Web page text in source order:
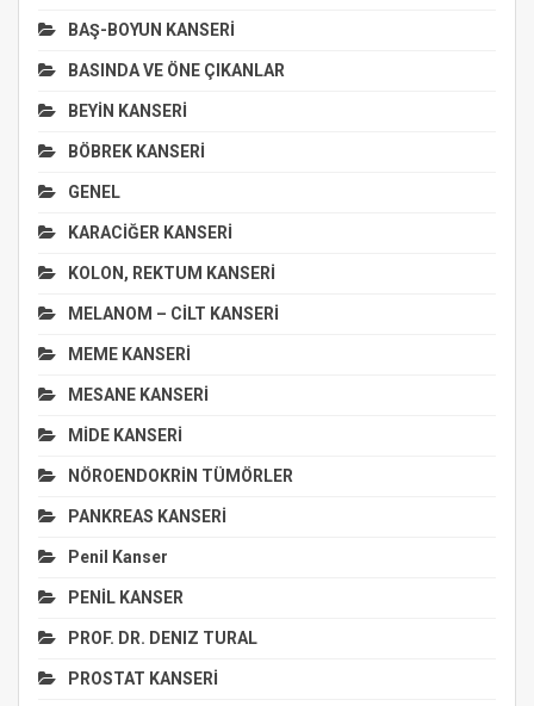
BAŞ-BOYUN KANSERİ
BASINDA VE ÖNE ÇIKANLAR
BEYİN KANSERİ
BÖBREK KANSERİ
GENEL
KARACİĞER KANSERİ
KOLON, REKTUM KANSERİ
MELANOM – CİLT KANSERİ
MEME KANSERİ
MESANE KANSERİ
MİDE KANSERİ
NÖROENDOKRİN TÜMÖRLER
PANKREAS KANSERİ
Penil Kanser
PENİL KANSER
PROF. DR. DENIZ TURAL
PROSTAT KANSERİ